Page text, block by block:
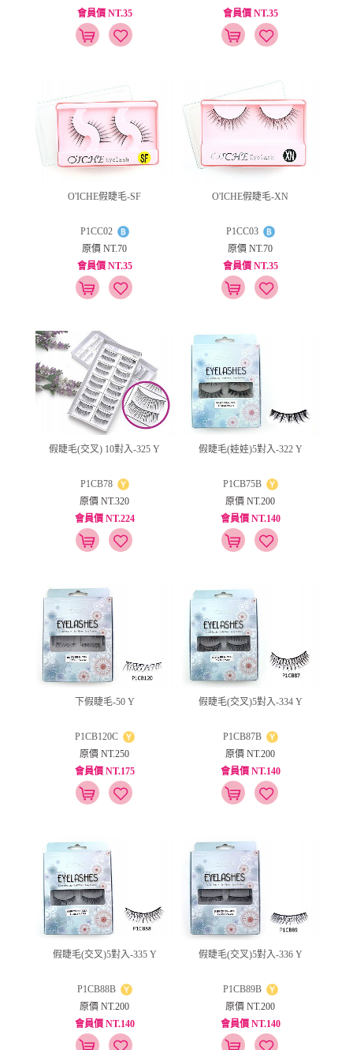
會員價 NT.35
會員價 NT.35
O'ICHE假睫毛-SF
P1CC02
原價 NT.70
會員價 NT.35
O'ICHE假睫毛-XN
P1CC03
原價 NT.70
會員價 NT.35
假睫毛(交叉) 10對入-325 Y
P1CB78
原價 NT.320
會員價 NT.224
假睫毛(娃娃)5對入-322 Y
P1CB75B
原價 NT.200
會員價 NT.140
下假睫毛-50 Y
P1CB120C
原價 NT.250
會員價 NT.175
假睫毛(交叉)5對入-334 Y
P1CB87B
原價 NT.200
會員價 NT.140
假睫毛(交叉)5對入-335 Y
P1CB88B
原價 NT.200
會員價 NT.140
假睫毛(交叉)5對入-336 Y
P1CB89B
原價 NT.200
會員價 NT.140